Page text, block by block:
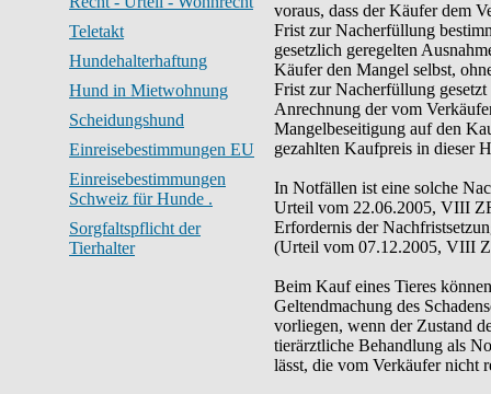
Teletakt
Hundehalterhaftung
Hund in Mietwohnung
Scheidungshund
Einreisebestimmungen EU
Einreisebestimmungen
Schweiz für Hunde .
Sorgfaltspflicht der
Tierhalter
voraus, dass der Käufer dem
Frist zur Nacherfüllung
gesetzlich geregelten
Käufer den Mangel selbst,
Frist zur Nacherfüllung
Anrechnung der vom
Mangelbeseitigung auf den
gezahlten Kaufpreis in dieser
In Notfällen ist eine solche
Urteil vom 22.06.2005, VIII
Erfordernis der
(Urteil vom 07.12.2005, VIII
Beim Kauf eines Tieres
Geltendmachung des
vorliegen, wenn der Zustand
tierärztliche Behandlung als
lässt, die vom Verkäufer nicht